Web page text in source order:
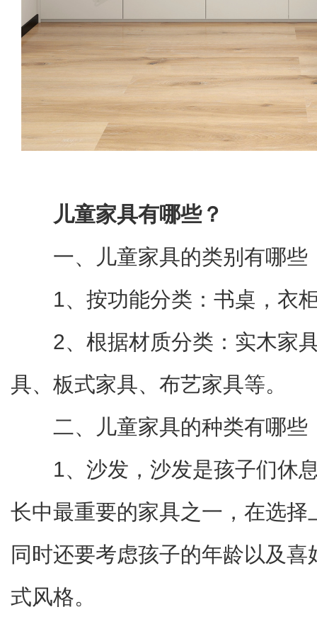
儿童家具有哪些？
一、儿童家具的类别有哪些
1、按功能分类：书桌，衣
2、根据材质分类：实木家
具、板式家具、布艺家具等。
二、儿童家具的种类有哪些
1、沙发，沙发是孩子们休
长中最重要的家具之一，在选
同时还要考虑孩子的年龄以及
式风格。